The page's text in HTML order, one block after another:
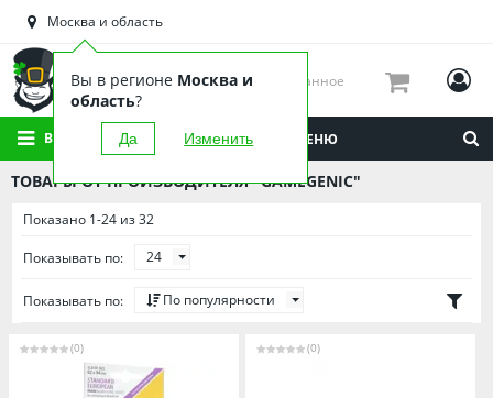
Башкортостан
Брянская область
Вологодская область
Воронежская область
Иркутская область
Кировская область
Краснодарский край
Красноярский край
Мордовия
Москва и область
Вы в регионе Москва и
область?
Да Изменить
Избранное
ВСЕ КАТЕГОРИИ МЕНЮ
ТОВАРЫ ОТ ПРОИЗВОДИТЕЛЯ "GAMEGENIC"
Показано 1-24 из 32
Показывать по: 24
Показывать по: По популярности
(0) (0)